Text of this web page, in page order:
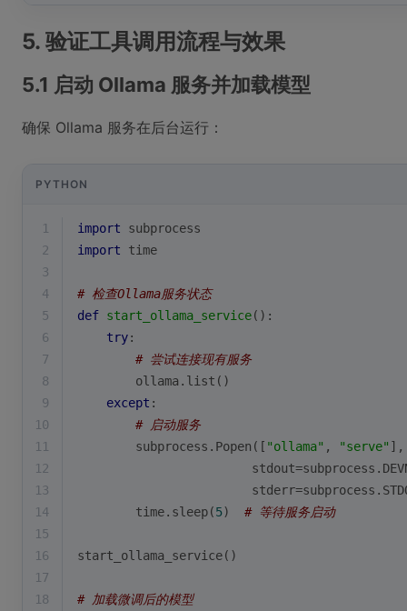
5. 验证工具调用流程与效果
5.1 启动 Ollama 服务并加载模型
确保 Ollama 服务在后台运行：
PYTHON
1 import subprocess
2
import time
3
4
# 检查Ollama服务状态
5
def start_ollama_service():
6
try:
7
# 尝试连接现有服务
8
        ollama.
list ()
9
except :
10
# 启动服务
11
        subprocess.Popen([
"ollama" , "serve"
12
13
14
        time.sleep(
5) # 等待服务启动
15
16
start_ollama_service()
17
18
# 加载微调后的模型